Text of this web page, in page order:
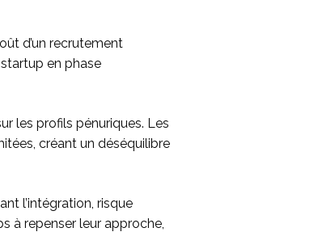
d’un recrutement
en phase
les profils pénuriques. Les
créant un déséquilibre
l’intégration, risque
à repenser leur approche,